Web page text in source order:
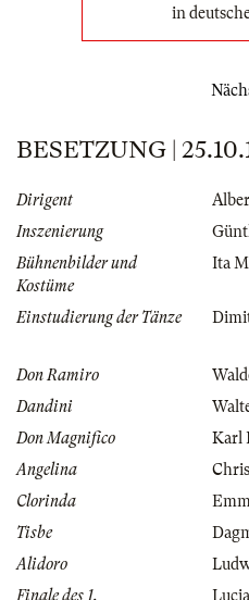
in
BESETZUNG |
Dirigent
Inszenierung
Bühnenbilder und
Kostüme
Ita
Einstudierung der Tänze
Don Ramiro
Dandini
Don Magnifico
Karl
Angelina
Clorinda
Tisbe
Alidoro
Finale des 1.